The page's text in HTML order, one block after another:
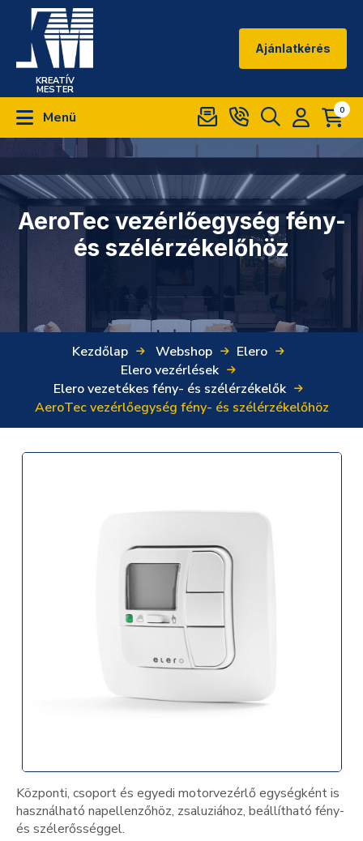
KREATÍV
MESTER
Ajánlatkérés
Menü 0
AeroTec vezérlőegység fény-
és szélérzékelőhöz
Kezdőlap Webshop
Elero
Elero vezérlések
Elero vezetékes fény- és szélérzékelők
AeroTec vezérlőegység fény- és szélérzékelőhöz
Központi, csoport és egyedi motorvezérlő egységként is
használható napellenzőhöz, zsaluziához, beállítható fény-
és szélerősséggel.